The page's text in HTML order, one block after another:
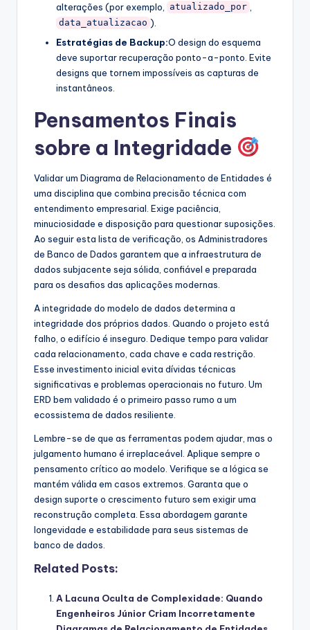
alterações (por exemplo,
atualizado_por
data_atualizacao ).
Estratégias de Backup:O design do esquema
deve suportar recuperação ponto-a-ponto. Evite
designs que tornem impossíveis as capturas de
instantâneos.
Pensamentos Finais
sobre a Integridade
Validar um Diagrama de Relacionamento de Entidades é
uma disciplina que combina precisão técnica com
entendimento empresarial. Exige paciência,
minuciosidade e disposição para questionar suposições.
Ao seguir esta lista de verificação, os Administradores
de Banco de Dados garantem que a infraestrutura de
dados subjacente seja sólida, confiável e preparada
para os desafios das aplicações modernas.
A integridade do modelo de dados determina a
integridade dos próprios dados. Quando o projeto está
falho, o edifício é inseguro. Dedique tempo para validar
cada relacionamento, cada chave e cada restrição.
Esse investimento inicial evita dívidas técnicas
significativas e problemas operacionais no futuro. Um
ERD bem validado é o primeiro passo rumo a um
ecossistema de dados resiliente.
Lembre-se de que as ferramentas podem ajudar, mas o
julgamento humano é irreplaceável. Aplique sempre o
pensamento crítico ao modelo. Verifique se a lógica se
mantém válida em casos extremos. Garanta que o
design suporte o crescimento futuro sem exigir uma
reconstrução completa. Essa abordagem garante
longevidade e estabilidade para seus sistemas de
banco de dados.
Related Posts:
A Lacuna Oculta de Complexidade: Quando
Engenheiros Júnior Criam Incorretamente